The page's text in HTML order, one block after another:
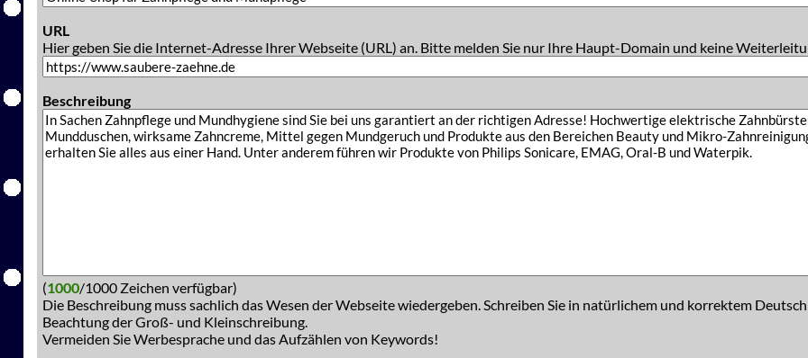
URL
Hier geben Sie die Internet-Adresse Ihrer Webseite (URL) an. Bitte melden Sie nur Ihre Haupt-Domain und keine
Beschreibung
(1000/1000 Zeichen verfügbar)
Die Beschreibung muss sachlich das Wesen der Webseite wiedergeben. Schreiben Sie in natürlichem und korrektem
Beachtung der Groß- und Kleinschreibung.
Vermeiden Sie Werbesprache und das Aufzählen von Keywords!